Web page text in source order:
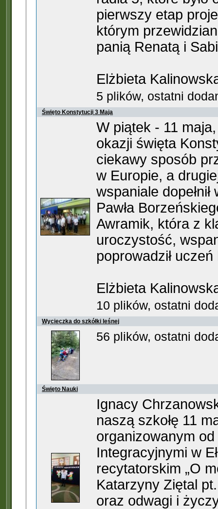
pierwszy etap
którym
panią Renatą i
Elżbieta
5 plików, ostatni
Święto Konstytucji 3 Maja
W piątek - 11
okazji święta
ciekawy sposób
w Europie, a
wspaniale
Pawła
Awramik, która z
uroczystość,
poprowadził
Elżbieta
10 plików, ostatni
Wycieczka do szkółki leśnej
56 plików, ostatni
Święto Nauki
Ignacy
naszą szkołę 11
organizowanym
Integracyjnymi w
recytatorskim „O
Katarzyny Ziętal
oraz odwagi i